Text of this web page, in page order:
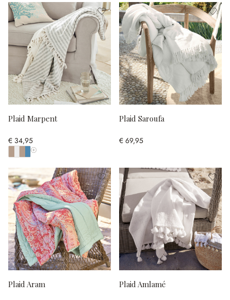
Plaid Marpent
€ 34,95
Toon alle kleuren
Plaid Saroufa
€ 69,95
Plaid Aram Plaid Amlamé